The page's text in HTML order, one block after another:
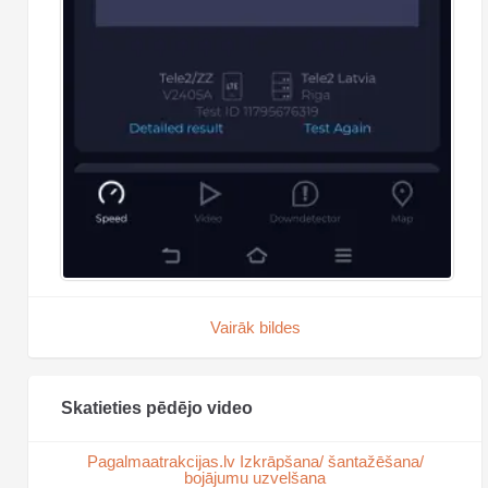
Vairāk bildes
Skatieties pēdējo video
Pagalmaatrakcijas.lv Izkrāpšana/ šantažēšana/
bojājumu uzvelšana